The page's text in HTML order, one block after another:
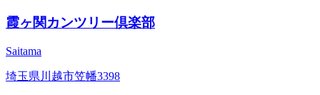
霞ヶ関カンツリー倶楽部
Saitama
埼玉県川越市笠幡3398